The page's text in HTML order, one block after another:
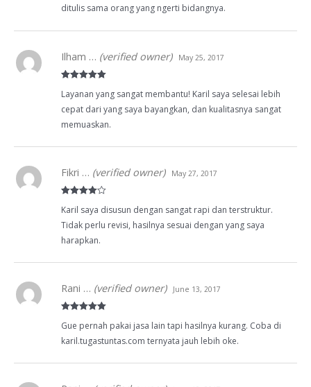
ditulis sama orang yang ngerti bidangnya.
of 5
Ilham … (verified owner) May 25, 2017
Layanan yang sangat membantu! Karil saya selesai lebih
cepat dari yang saya bayangkan, dan kualitasnya sangat
memuaskan.
out of 5
Fikri … (verified owner) May 27, 2017
Karil saya disusun dengan sangat rapi dan terstruktur.
Tidak perlu revisi, hasilnya sesuai dengan yang saya
harapkan.
of 5
Rani … (verified owner) June 13, 2017
Gue pernah pakai jasa lain tapi hasilnya kurang. Coba di
karil.tugastuntas.com ternyata jauh lebih oke.